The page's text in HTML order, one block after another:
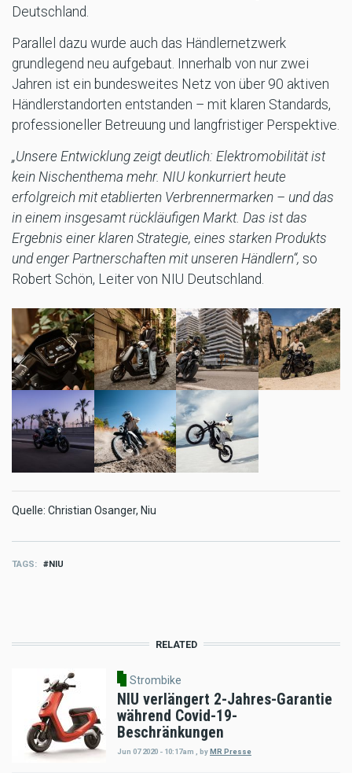
Deutschland.
Parallel dazu wurde auch das Händlernetzwerk
grundlegend neu aufgebaut. Innerhalb von nur zwei
Jahren ist ein bundesweites Netz von über 90 aktiven
Händlerstandorten entstanden – mit klaren Standards,
professioneller Betreuung und langfristiger Perspektive.
„Unsere Entwicklung zeigt deutlich: Elektromobilität ist
kein Nischenthema mehr. NIU konkurriert heute
erfolgreich mit etablierten Verbrennermarken – und das
in einem insgesamt rückläufigen Markt. Das ist das
Ergebnis einer klaren Strategie, eines starken Produkts
und enger Partnerschaften mit unseren Händlern“, so
Robert Schön, Leiter von NIU Deutschland.
Quelle: Christian Osanger, Niu
TAGS NIU
RELATED
Strombike
NIU verlängert 2-Jahres-Garantie
während Covid-19-
Beschränkungen
Jun 07 2020 - 10:17am , byMR Presse